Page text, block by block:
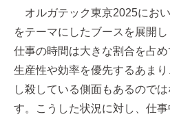
オルガテック東京2025におい
をテーマにしたブースを展開し
仕事の時間は大きな割合を占
生産性や効率を優先するあま
し殺している側面もあるので
す。こうした状況に対し、仕